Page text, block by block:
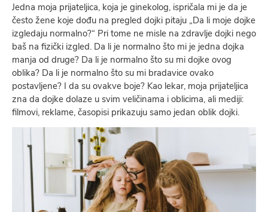
Jedna moja prijateljica, koja je ginekolog, ispričala mi je da je
često žene koje dođu na pregled dojki pitaju „Da li moje dojke
izgledaju normalno?“ Pri tome ne misle na zdravlje dojki nego
baš na fizički izgled. Da li je normalno što mi je jedna dojka
manja od druge? Da li je normalno što su mi dojke ovog
oblika? Da li je normalno što su mi bradavice ovako
postavljene? I da su ovakve boje? Kao lekar, moja prijateljica
zna da dojke dolaze u svim veličinama i oblicima, ali mediji:
filmovi, reklame, časopisi prikazuju samo jedan oblik dojki.